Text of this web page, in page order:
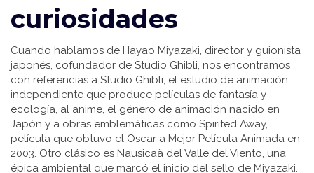
curiosidades
Cuando hablamos de Hayao Miyazaki, director y guionista
japonés, cofundador de Studio Ghibli, nos encontramos
con referencias a Studio Ghibli, el estudio de animación
independiente que produce películas de fantasía y
ecología, al anime, el género de animación nacido en
Japón y a obras emblemáticas como Spirited Away,
película que obtuvo el Oscar a Mejor Película Animada en
2003. Otro clásico es Nausicaä del Valle del Viento, una
épica ambiental que marcó el inicio del sello de Miyazaki.